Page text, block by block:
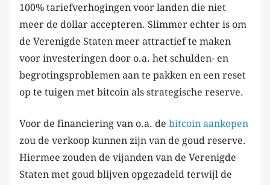
100% tariefverhogingen voor landen die niet
meer de dollar accepteren. Slimmer echter is om
de Verenigde Staten meer attractief te maken
voor investeringen door o.a. het schulden- en
begrotingsproblemen aan te pakken en een reset
op te tuigen met bitcoin als strategische reserve.
Voor de financiering van o.a. de bitcoin aankopen
zou de verkoop kunnen zijn van de goud reserve.
Hiermee zouden de vijanden van de Verenigde
Staten met goud blijven opgezadeld terwijl de